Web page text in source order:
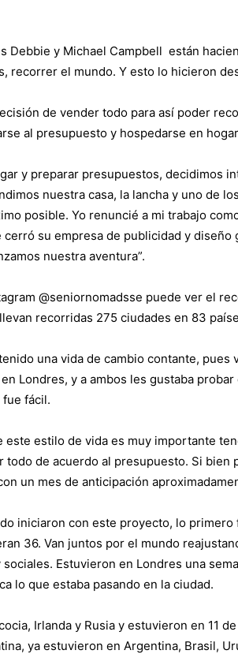
Debbie y Michael Campbell están
recorrer el mundo. Y esto lo hicieron
de vender todo para así poder
al presupuesto y hospedarse en
y preparar presupuestos, decidimos
nuestra casa, la lancha y uno de
posible. Yo renuncié a mi trabajo
su empresa de publicidad y diseño
nuestra aventura”.
@seniornomadsse puede ver el
recorridas 275 ciudades en 83
una vida de cambio contante, pues
Londres, y a ambos les gustaba
fácil.
este estilo de vida es muy importante
todo de acuerdo al presupuesto. Si bien
un mes de anticipación
iniciaron con este proyecto, lo
36. Van juntos por el mundo
Estuvieron en Londres una
lo que estaba pasando en la ciudad.
Irlanda y Rusia y estuvieron en 11
ya estuvieron en Argentina, Brasil,